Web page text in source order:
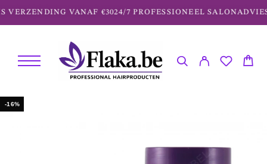
VANAF €30 24/7 PROFESSIONEEL SALONADVIES
-16%